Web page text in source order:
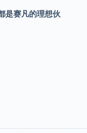
是赛凡的理想伙